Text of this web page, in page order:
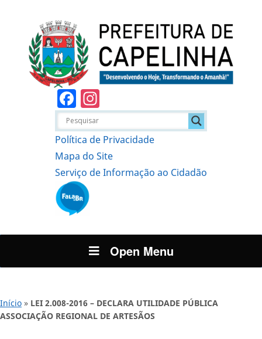
Facebook
Política de Privacidade
Mapa do Site
Serviço de Informação ao Cidadão
Open Menu
Início » LEI 2.008-2016 – DECLARA UTILIDADE PÚBLICA
ASSOCIAÇÃO REGIONAL DE ARTESÃOS